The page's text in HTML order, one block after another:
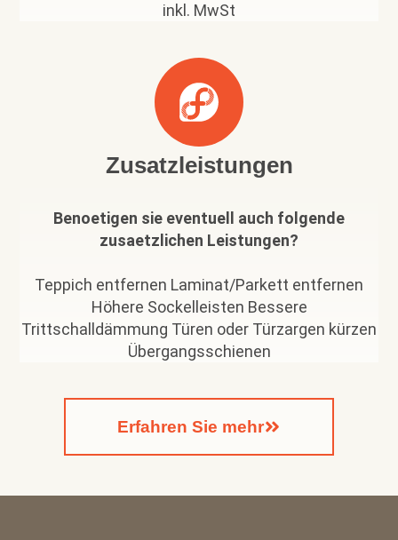
inkl. MwSt
Zusatzleistungen
Benoetigen sie eventuell auch folgende
zusaetzlichen Leistungen?
Teppich entfernen Laminat/Parkett entfernen
Höhere Sockelleisten Bessere
Trittschalldämmung Türen oder Türzargen kürzen
Übergangsschienen
Erfahren Sie mehr